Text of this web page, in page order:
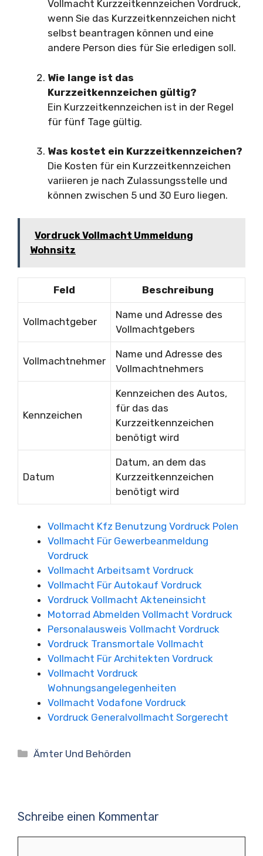
Vollmacht Kurzzeitkennzeichen Vordruck,
wenn Sie das Kurzzeitkennzeichen nicht
selbst beantragen können und eine
andere Person dies für Sie erledigen soll.
Wie lange ist das
Kurzzeitkennzeichen gültig?
Ein Kurzzeitkennzeichen ist in der Regel
für fünf Tage gültig.
Was kostet ein Kurzzeitkennzeichen?
Die Kosten für ein Kurzzeitkennzeichen
variieren je nach Zulassungsstelle und
können zwischen 5 und 30 Euro liegen.
Vordruck Vollmacht Ummeldung
Wohnsitz
Feld Beschreibung
Vollmachtgeber
Name und Adresse des
Vollmachtgebers
Vollmachtnehmer
Name und Adresse des
Vollmachtnehmers
Kennzeichen
Kennzeichen des Autos,
für das das
Kurzzeitkennzeichen
benötigt wird
Datum
Datum, an dem das
Kurzzeitkennzeichen
benötigt wird
Vollmacht Kfz Benutzung Vordruck Polen
Vollmacht Für Gewerbeanmeldung
Vordruck
Vollmacht Arbeitsamt Vordruck
Vollmacht Für Autokauf Vordruck
Vordruck Vollmacht Akteneinsicht
Motorrad Abmelden Vollmacht Vordruck
Personalausweis Vollmacht Vordruck
Vordruck Transmortale Vollmacht
Vollmacht Für Architekten Vordruck
Vollmacht Vordruck
Wohnungsangelegenheiten
Vollmacht Vodafone Vordruck
Vordruck Generalvollmacht Sorgerecht
Kategorien
Ämter Und Behörden
Schreibe einen Kommentar